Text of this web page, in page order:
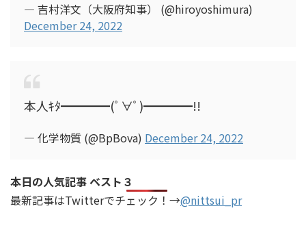
— 吉村洋文（大阪府知事） (@hiroyoshimura)
December 24, 2022
本人ｷﾀ━━━━(ﾟ∀ﾟ)━━━━!!
— 化学物質 (@BpBova) December 24, 2022
本日の人気記事 ベスト３
最新記事はTwitterでチェック！→@nittsui_pr